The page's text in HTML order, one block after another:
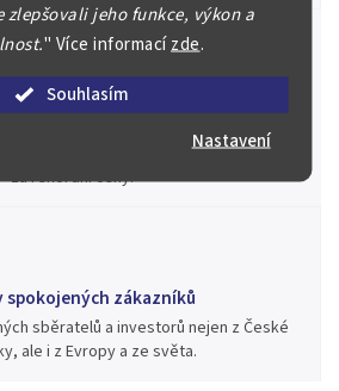
zlepšovali jeho funkce, výkon a
" Více informacízde.
Souhlasím
Nastavení
Vás nepřetržitě již od roku 2000
našich aukcích prodali významné sbírky i
mincí, bankovek, řádů a vyznamenání
za rekordní ceny.
spokojených zákazníků
sběratelů a investorů nejen z České
ale i z Evropy a ze světa.